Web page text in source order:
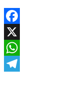
Facebook
X
WhatsApp